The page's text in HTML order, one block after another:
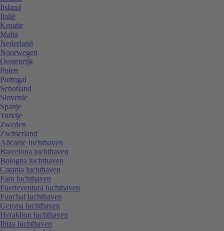
Ijsland
Italië
Kroatie
Malta
Nederland
Noorwegen
Oostenrijk
Polen
Portugal
Schotland
Slovenie
Spanje
Turkije
Zweden
Zwitserland
Alicante luchthaven
Barcelona luchthaven
Bologna luchthaven
Catania luchthaven
Faro luchthaven
Fuerteventura luchthaven
Funchal luchthaven
Gerona luchthaven
Heraklion luchthaven
Ibiza luchthaven